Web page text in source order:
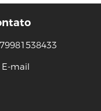
E-mail